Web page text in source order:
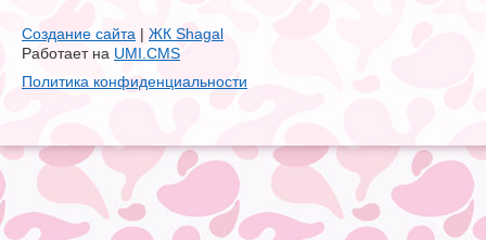
Создание сайта | ЖК Shagal
Работает на UMI.CMS
Политика конфиденциальности